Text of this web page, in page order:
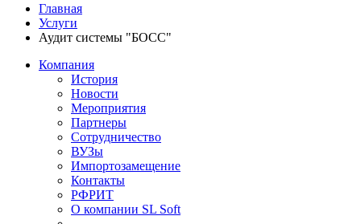
Главная
Услуги
Аудит системы "БОСС"
Компания
История
Новости
Мероприятия
Партнеры
Сотрудничество
ВУЗы
Импортозамещение
Контакты
РФРИТ
О компании SL Soft